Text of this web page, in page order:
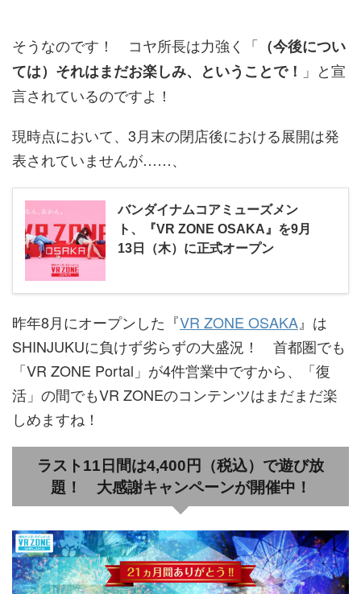
そうなのです！ コヤ所長は力強く「 （今後につい
ては）それはまだお楽しみ、ということで！ 」と宣
言されているのですよ！
現時点において、3月末の閉店後における展開は発
表されていませんが……、
バンダイナムコアミューズメン
ト、『VR ZONE OSAKA』を9月
13日（木）に正式オープン
昨年8月にオープンした『VR ZONE OSAKA』は
SHINJUKUに負けず劣らずの大盛況！ 首都圏でも
「VR ZONE Portal」が4件営業中ですから、「復
活」の間でもVR ZONEのコンテンツはまだまだ楽
しめますね！
ラスト11日間は4,400円（税込）で遊び放
題！ 大感謝キャンペーンが開催中！